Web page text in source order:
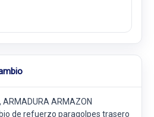
ARMADURA ARMAZON
de refuerzo paragolpes trasero